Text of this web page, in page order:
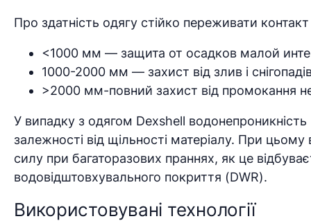
Про здатність одягу стійко переживати
<1000 мм — защита от осадков малой
1000-2000 мм — захист від злив і
>2000 мм-повний захист від промокання
У випадку з одягом Dexshell водонепроникність
залежності від щільності матеріалу. При
силу при багаторазових праннях, як це
водовідштовхувального покриття (DWR).
Використовувані технології